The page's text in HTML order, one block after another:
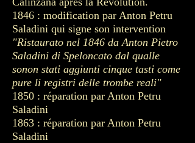
1846 : modification par Anton Petru
Saladini qui signe son intervention
"Ristaurato nel 1846 da Anton Pietro
Saladini di Speloncato dal qualle
sonon stati aggiunti cinque tasti come
pure li registri delle trombe reali"
1850 : réparation par Anton Petru
Saladini
1863 : réparation par Anton Petru
Saladini